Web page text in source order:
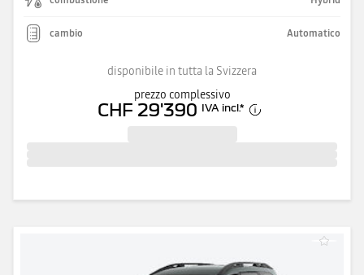
cambio Automatico
disponibile in tutta la Svizzera
prezzo complessivo
CHF 29'390 IVA incl.*